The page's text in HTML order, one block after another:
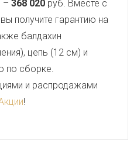
– 368 020 руб. Вместе с
получите гарантию на
балдахин
цепь (12 см) и
по сборке.
и распродажами
!